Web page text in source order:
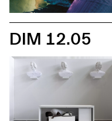
DIM 12.05